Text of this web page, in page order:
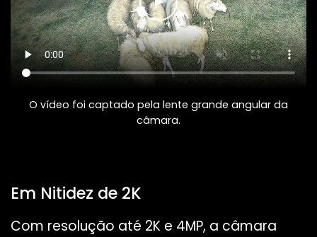
O vídeo foi captado pela lente grande angular da
câmara.
Em Nitidez de 2K
Com resolução até 2K e 4MP, a câmara